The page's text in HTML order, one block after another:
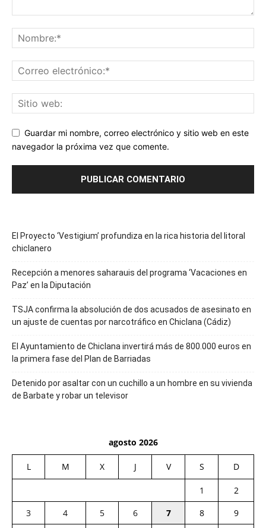
Guardar mi nombre, correo electrónico y sitio web en este
navegador la próxima vez que comente.
El Proyecto ‘Vestigium’ profundiza en la rica historia del litoral
chiclanero
Recepción a menores saharauis del programa ‘Vacaciones en
Paz’ en la Diputación
TSJA confirma la absolución de dos acusados de asesinato en
un ajuste de cuentas por narcotráfico en Chiclana (Cádiz)
El Ayuntamiento de Chiclana invertirá más de 800.000 euros en
la primera fase del Plan de Barriadas
Detenido por asaltar con un cuchillo a un hombre en su vivienda
de Barbate y robar un televisor
agosto 2026
L M X J V S D
1
2
3
4 5 6 7 8
9